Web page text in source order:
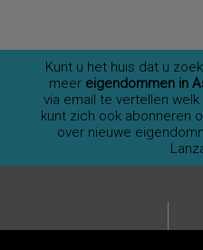
Kunt u het huis dat u
meer eigendommen in
via email te vertellen
kunt zich ook abonneren
over nieuwe